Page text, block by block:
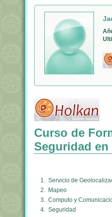
Curso de
Seguridad
1. Servicio de
2. Mapeo
3. Computo y
4. Seguridad